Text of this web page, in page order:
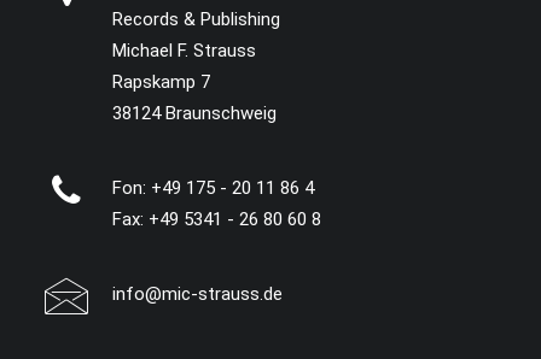
Records & Publishing
Michael F. Strauss
Rapskamp 7
38124 Braunschweig
Fon: +49 175 - 20 11 86 4
Fax: +49 5341 - 26 80 60 8
info@mic-strauss.de